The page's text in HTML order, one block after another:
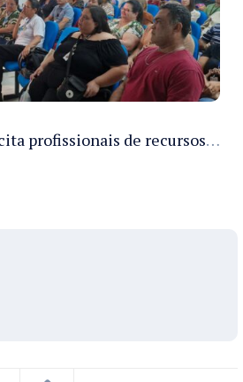
Manausprev capacita profissionais de recursos humanos para agilizar concessão de aposentadorias no município